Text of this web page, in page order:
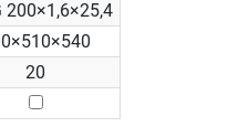
200×1,6×25,4
20